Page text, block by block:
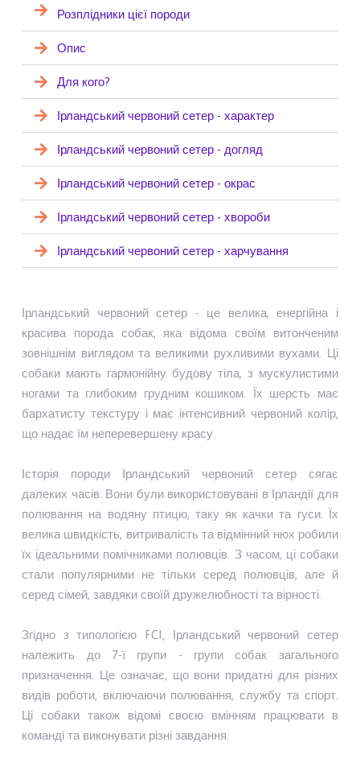
Розплідники цієї породи
Опис
Для кого?
Ірландський червоний сетер - характер
Ірландський червоний сетер - догляд
Ірландський червоний сетер - окрас
Ірландський червоний сетер - хвороби
Ірландський червоний сетер - харчування
Ірландський червоний сетер - це велика, енергійна і
красива порода собак, яка відома своїм витонченим
зовнішнім виглядом та великими рухливими вухами. Ці
собаки мають гармонійну будову тіла, з мускулистими
ногами та глибоким грудним кошиком. Їх шерсть має
бархатисту текстуру і має інтенсивний червоний колір,
що надає їм неперевершену красу.
Історія породи Ірландський червоний сетер сягає
далеких часів. Вони були використовувані в Ірландії для
полювання на водяну птицю, таку як качки та гуси. Їх
велика швидкість, витривалість та відмінний нюх робили
їх ідеальними помічниками полювців. З часом, ці собаки
стали популярними не тільки серед полювців, але й
серед сімей, завдяки своїй дружелюбності та вірності.
Згідно з типологією FCI, Ірландський червоний сетер
належить до 7-ї групи - групи собак загального
призначення. Це означає, що вони придатні для різних
видів роботи, включаючи полювання, службу та спорт.
Ці собаки також відомі своєю вмінням працювати в
команді та виконувати різні завдання.